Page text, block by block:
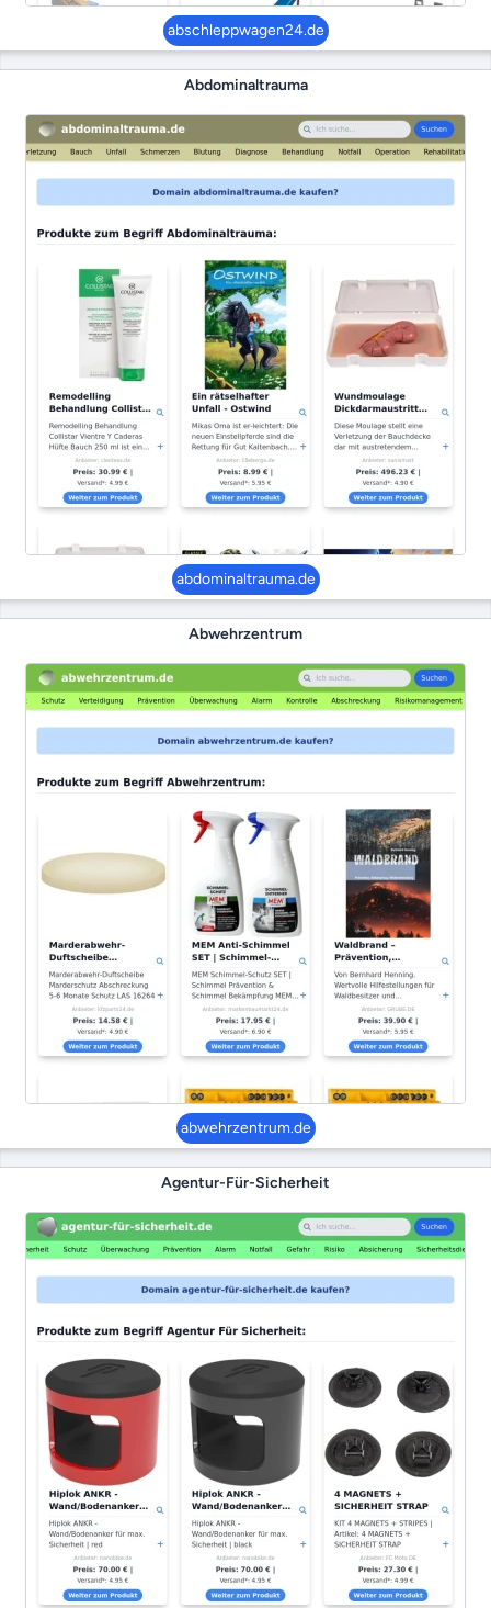
abschleppwagen24.de
Abdominaltrauma
abdominaltrauma.de
Abwehrzentrum
abwehrzentrum.de
Agentur-Für-Sicherheit